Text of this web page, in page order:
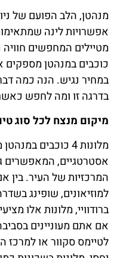
מנהטן, הלב הפועם של
אפשרויות לינה
כוכבים במנהטן מספקים
במחיר נגיש. הנה כמה
בדרגה זו ומה לחפש
מיקום מנצח לכל סוג
מלונות 4 כוכבים
אסטרטגיים, המאפשרים
המרכזיות של העיר. בין
למוזיאונים, שופינג
ברודוויי, מלונות אלו
אם אתם מעוניינים
לטיימס סקוור או